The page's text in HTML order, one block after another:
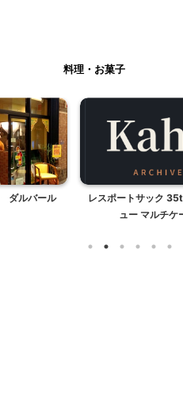
料理・お菓子
ダルバール
レスポートサック
ュー マルチケ